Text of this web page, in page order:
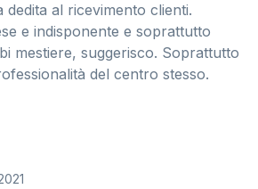
al ricevimento clienti.
e indisponente e soprattutto
mestiere, suggerisco. Soprattutto
del centro stesso.